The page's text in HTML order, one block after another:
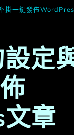
掛一鍵發佈
定
章